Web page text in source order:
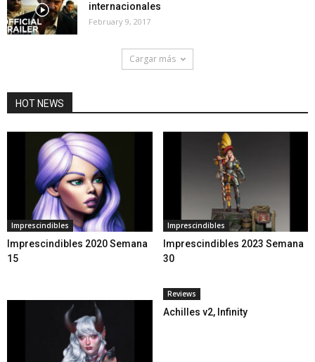
internacionales
February 9, 2017
Cargar más
HOT NEWS
Imprescindibles
Imprescindibles 2020 Semana
15
Imprescindibles
Imprescindibles 2023 Semana
30
Reviews
Achilles v2, Infinity